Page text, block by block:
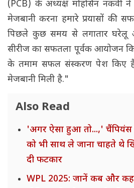
(PCB) के अध्यक्ष मोहसिन नकवी ने
मेजबानी करना हमारे प्रयासों की
पिछले कुछ समय से लगातार घरेलू
सीरीज का सफतला पूर्वक आयोजन
के तमाम सफल संस्करण पेश किए
मेजबानी मिली है."
Also Read
'अगर ऐसा हुआ तो...,' चैंपियंस
को भी साथ ले जाना चाहते थे
दी फटकार
WPL 2025: जानें कब और